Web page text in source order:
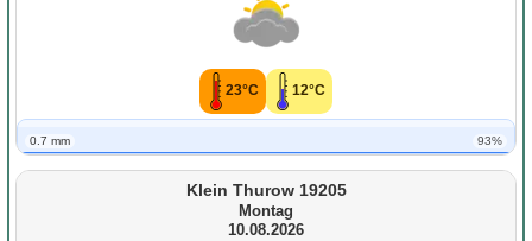
23°C 12°C
0.7 mm 93%
Klein Thurow 19205
Montag
10.08.2026